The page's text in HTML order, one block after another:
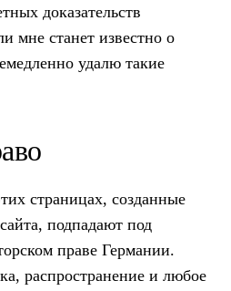
доказательств
мне станет известно о
удалю такие
страницах, созданные
подпадают под
праве Германии.
распространение и любое